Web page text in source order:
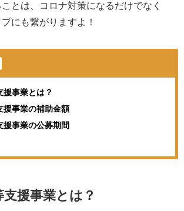
とは、コロナ対策になるだけでなく
にも繋がりますよ！
援事業とは？
援事業の補助金額
援事業の公募期間
援事業とは？